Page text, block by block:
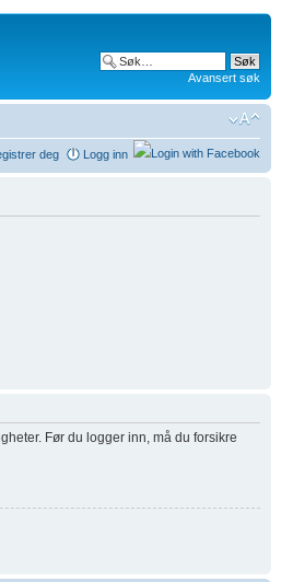
Avansert søk
deg Logg inn
Før du logger inn, må du forsikre